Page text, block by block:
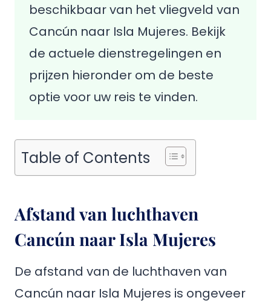
beschikbaar van het vliegveld van
Cancún naar Isla Mujeres. Bekijk
de actuele dienstregelingen en
prijzen hieronder om de beste
optie voor uw reis te vinden.
Table of Contents
Afstand van luchthaven
Cancún naar Isla Mujeres
De afstand van de luchthaven van
Cancún naar Isla Mujeres is ongeveer